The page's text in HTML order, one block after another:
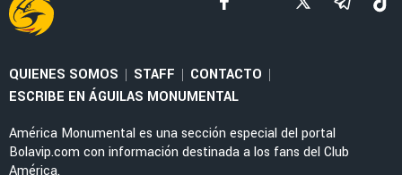
EX AMÉRICA
Thiago Espinosa debuta con Peñarol, marca
un golazo y gana su primer título